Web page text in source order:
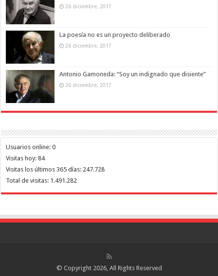
26 diciembre, 2017
La poesía no es un proyecto deliberado
26 diciembre, 2017
Antonio Gamoneda: “Soy un indignado que disiente”
26 diciembre, 2017
Usuarios online:0
Visitas hoy:84
Visitas los últimos 365 días: 247.728
Total de visitas: 1.491.282
© Copyright 2026, All Rights Reserved